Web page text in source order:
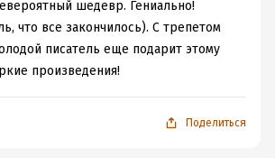
шедевр. Гениально!
что все закончилось). С трепетом
писатель еще подарит этому
произведения!
Поделиться